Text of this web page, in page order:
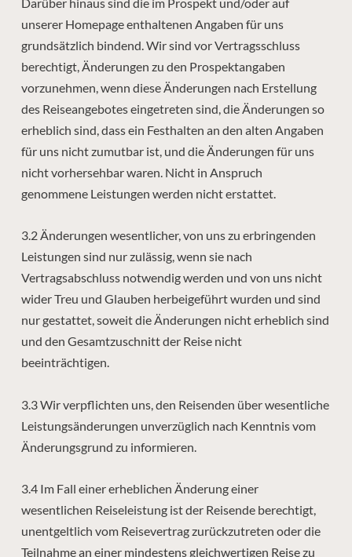
unserer Homepage enthaltenen Angaben für uns
grundsätzlich bindend. Wir sind vor Vertragsschluss
berechtigt, Änderungen zu den Prospektangaben
vorzunehmen, wenn diese Änderungen nach Erstellung
des Reiseangebotes eingetreten sind, die Änderungen so
erheblich sind, dass ein Festhalten an den alten Angaben
für uns nicht zumutbar ist, und die Änderungen für uns
nicht vorhersehbar waren. Nicht in Anspruch
genommene Leistungen werden nicht erstattet.
3.2 Änderungen wesentlicher, von uns zu erbringenden
Leistungen sind nur zulässig, wenn sie nach
Vertragsabschluss notwendig werden und von uns nicht
wider Treu und Glauben herbeigeführt wurden und sind
nur gestattet, soweit die Änderungen nicht erheblich sind
und den Gesamtzuschnitt der Reise nicht
beeinträchtigen.
3.3 Wir verpflichten uns, den Reisenden über wesentliche
Leistungsänderungen unverzüglich nach Kenntnis vom
Änderungsgrund zu informieren.
3.4 Im Fall einer erheblichen Änderung einer
wesentlichen Reiseleistung ist der Reisende berechtigt,
unentgeltlich vom Reisevertrag zurückzutreten oder die
Teilnahme an einer mindestens gleichwertigen Reise zu